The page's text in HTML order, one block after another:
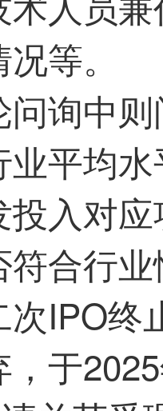
等。
问询中
业平均
投入对
合行
次IPO终
于